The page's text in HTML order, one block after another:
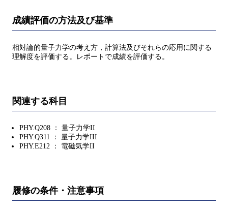
成績評価の方法及び基準
相対論的量子力学の考え方，計算法及びそれらの応用に関する
理解度を評価する。レポートで成績を評価する。
関連する科目
PHY.Q208 ： 量子力学II
PHY.Q311 ： 量子力学III
PHY.E212 ： 電磁気学II
履修の条件・注意事項